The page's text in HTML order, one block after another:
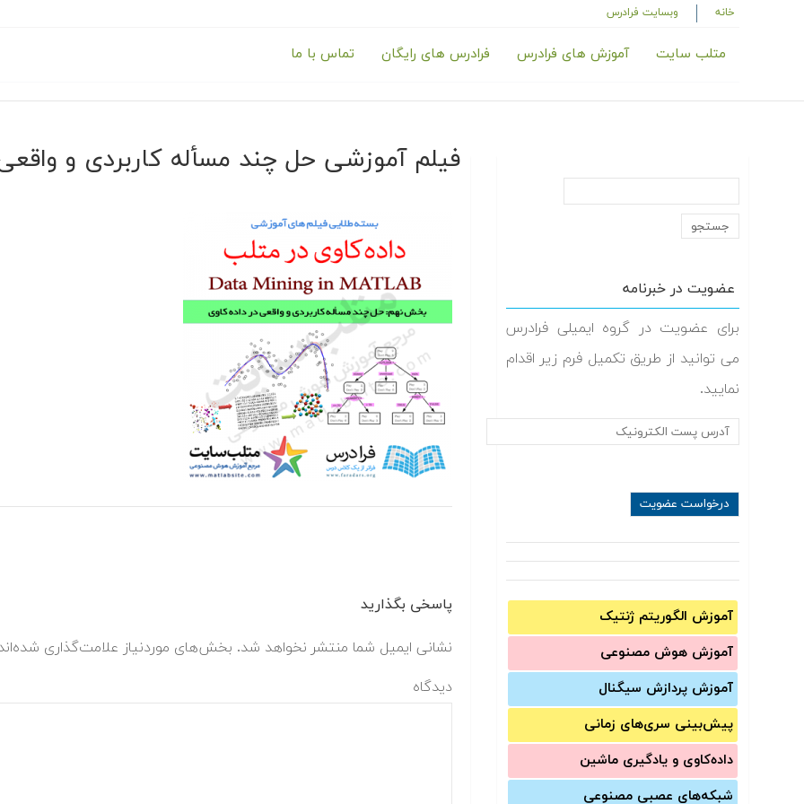
خانه وبسایت فرادرس
متلب سایت آموزش های فرادرس فرادرس های رایگان تماس با ما
عضویت در خبرنامه
برای عضویت در گروه ایمیلی فرادرس
می توانید از طریق تکمیل فرم زیر اقدام
نمایید.
آموزش الگوریتم ژنتیک
آموزش‌ هوش مصنوعی
آموزش‌ پردازش سیگنال
پیش‌‌بینی سری‌‌های زمانی
داده‌کاوی و یادگیری ماشین
شبکه‌های عصبی مصنوعی
فیلم آموزشی حل چند مسأله کاربردی و
پاسخی بگذارید
نشانی ایمیل شما منتشر نخواهد شد. بخش‌های موردنیاز علامت‌گذاری
دیدگاه